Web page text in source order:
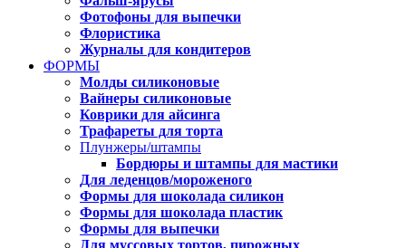
Фотофоны для выпечки
Флористика
Журналы для кондитеров
ФОРМЫ
Молды силиконовые
Вайнеры силиконовые
Коврики для айсинга
Трафареты для торта
Плунжеры/штампы
Бордюры и штампы для мастики
Для леденцов/мороженого
Формы для шоколада силикон
Формы для шоколада пластик
Формы для выпечки
Для муссовых тортов, пирожных